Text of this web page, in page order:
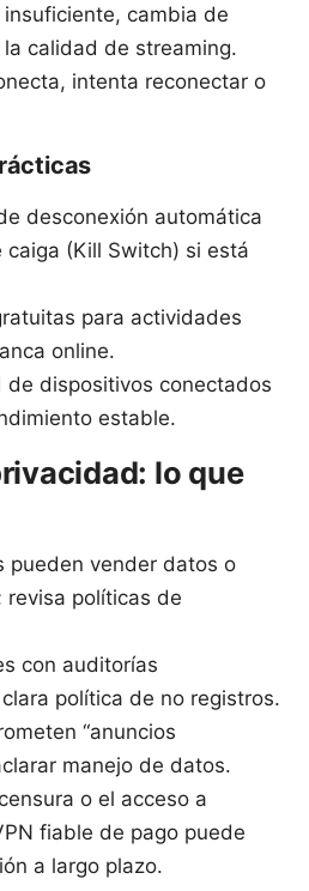
cambia de
calidad de streaming.
intenta reconectar o
desconexión automática
caiga (Kill Switch) si está
para actividades
online.
de dispositivos conectados
estable.
lo que
pueden vender datos o
revisa políticas de
con auditorías
política de no registros.
“anuncios
manejo de datos.
o el acceso a
fiable de pago puede
a largo plazo.